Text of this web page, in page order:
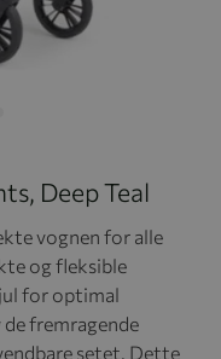
Deep Teal
vognen for alle
og fleksible
for optimal
fremragende
setet. Dette